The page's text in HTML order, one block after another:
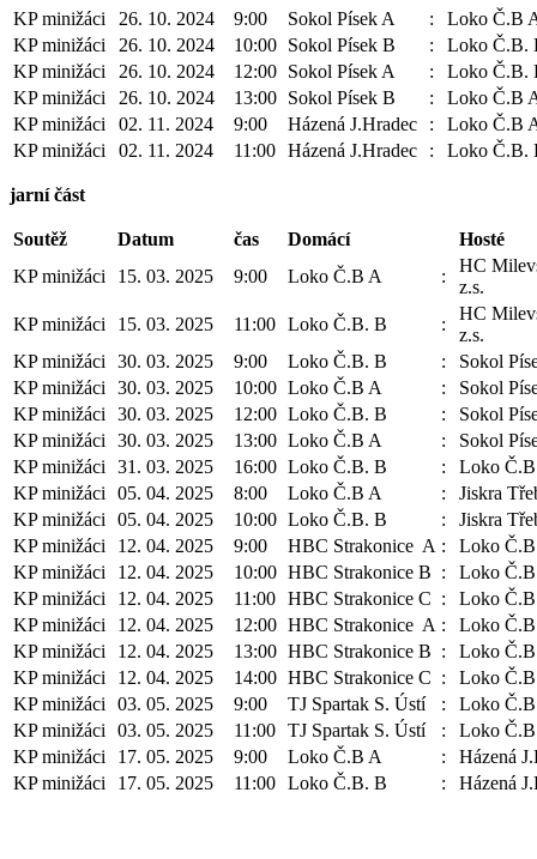
KP minižáci
26. 10. 2024 9:00 Sokol Písek A :
Loko Č.B
KP minižáci
26. 10. 2024 10:00 Sokol Písek B :
Loko Č.B.
KP minižáci
26. 10. 2024 12:00 Sokol Písek A :
Loko Č.B.
KP minižáci
26. 10. 2024 13:00 Sokol Písek B :
Loko Č.B
KP minižáci
02. 11. 2024 9:00 Házená J.Hradec :
Loko Č.B
KP minižáci
02. 11. 2024 11:00 Házená J.Hradec : Loko Č.B.
jarní část
Soutěž Datum čas Domácí
Hosté
KP minižáci
15. 03. 2025 9:00 Loko Č.B A :
HC
z.s.
KP minižáci
15. 03. 2025 11:00 Loko Č.B. B :
HC
z.s.
KP minižáci
30. 03. 2025 9:00 Loko Č.B. B :
Sokol
KP minižáci
30. 03. 2025 10:00 Loko Č.B A :
Sokol
KP minižáci
30. 03. 2025 12:00 Loko Č.B. B :
Sokol
KP minižáci
30. 03. 2025 13:00 Loko Č.B A :
Sokol
KP minižáci
31. 03. 2025 16:00 Loko Č.B. B :
Loko
KP minižáci
05. 04. 2025 8:00 Loko Č.B A :
Jiskra
KP minižáci
05. 04. 2025 10:00 Loko Č.B. B :
Jiskra
KP minižáci
12. 04. 2025 9:00 HBC Strakonice A :
Loko
KP minižáci
12. 04. 2025 10:00 HBC Strakonice B :
Loko
KP minižáci
12. 04. 2025 11:00 HBC Strakonice C :
Loko
KP minižáci
12. 04. 2025 12:00 HBC Strakonice A :
Loko
KP minižáci
12. 04. 2025 13:00 HBC Strakonice B :
Loko
KP minižáci
12. 04. 2025 14:00 HBC Strakonice C :
Loko
KP minižáci
03. 05. 2025 9:00 TJ Spartak S. Ústí :
Loko
KP minižáci
03. 05. 2025 11:00 TJ Spartak S. Ústí :
Loko
KP minižáci
17. 05. 2025 9:00 Loko Č.B A :
Házená
KP minižáci
17. 05. 2025 11:00 Loko Č.B. B : Házená